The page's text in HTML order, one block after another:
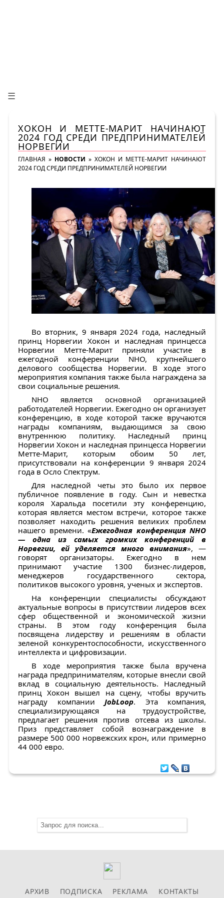
☰
ХОКОН И МЕТТЕ-МАРИТ НАЧИНАЮТ
2024 ГОД СРЕДИ ПРЕДПРИНИМАТЕЛЕЙ
НОРВЕГИИ
ГЛАВНАЯ » НОВОСТИ » ХОКОН И МЕТТЕ-МАРИТ НАЧИНАЮТ
2024 ГОД СРЕДИ ПРЕДПРИНИМАТЕЛЕЙ НОРВЕГИИ
Во вторник, 9 января 2024 года, наследный
принц Норвегии Хокон и наследная принцесса
Норвегии Метте-Марит приняли участие в
ежегодной конференции NHO, крупнейшего
делового сообщества Норвегии. В ходе этого
мероприятия компания также была награждена за
свои социальные решения.
NHO является основной организацией
работодателей Норвегии. Ежегодно он организует
конференцию, в ходе которой также вручаются
награды компаниям, выдающимся за свою
внутреннюю политику. Наследный принц
Норвегии Хокон и наследная принцесса Норвегии
Метте-Марит, которым обоим 50 лет,
присутствовали на конференции 9 января 2024
года в Осло Спектрум.
Для наследной четы это было их первое
публичное появление в году. Сын и невестка
короля Харальда посетили эту конференцию,
которая является местом встречи, которое также
позволяет находить решения великих проблем
нашего времени. «Ежегодная конференция NHO
— одна из самых громких конференций в
Норвегии, ей уделяется много внимания», —
говорят организаторы. Ежегодно в нем
принимают участие 1300 бизнес-лидеров,
менеджеров государственного сектора,
политиков высокого уровня, ученых и экспертов.
На конференции специалисты обсуждают
актуальные вопросы в присутствии лидеров всех
сфер общественной и экономической жизни
страны. В этом году конференция была
посвящена лидерству и решениям в области
зеленой конкурентоспособности, искусственного
интеллекта и цифровизации.
В ходе мероприятия также была вручена
награда предпринимателям, которые внесли свой
вклад в социальную деятельность. Наследный
принц Хокон вышел на сцену, чтобы вручить
награду компании JobLoop. Эта компания,
специализирующаяся на трудоустройстве,
предлагает решения против отсева из школы.
Приз представляет собой вознаграждение в
размере 500 000 норвежских крон, или примерно
44 000 евро.
АРХИВ ПОДПИСКА РЕКЛАМА КОНТАКТЫ